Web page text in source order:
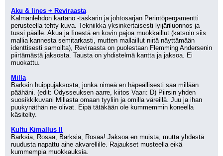
Aku & Iines + Reviraasta
Kalmanlehdon kartano -taskarin ja johtosarjan Perintöpergamentti
perusteella tehty kuva. Tekniikka yksinkertaisesti lyijäriluonnos ja
tussi päälle. Akua ja Iinestä en kovin pajoa muokkaillut (katsoin siis
mallia kannesta semitarkasti, mutten mallaillut niitä näyttämään
identtisesti samoilta), Reviraasta on puolestaan Flemming Andersenin
piirtämästä jaksosta. Tausta on yhdistelmä kantta ja jaksoa. Ei
muokattu.
Milla
Barksin huippujaksosta, jonka nimeä en häpeällisesti saa millään
päähäni. (edit: Odysseuksen aarre, kiitos Vaari: D) Piirsin yhden
suosikkikuvani Millasta omaan tyyliin ja omilla väreillä. Juu ja ihan
puukynäthän ne olivat. Eipä tätäkään ole kummemmin koneella
käsitelty.
Kultu Kimallus II
Barksia, Rosaa, Barksia, Rosaa! Jaksoa en muista, mutta yhdestä
ruudusta napattu aihe akvarellille. Rajaukset musteella eikä
kummempia muokkauksia.